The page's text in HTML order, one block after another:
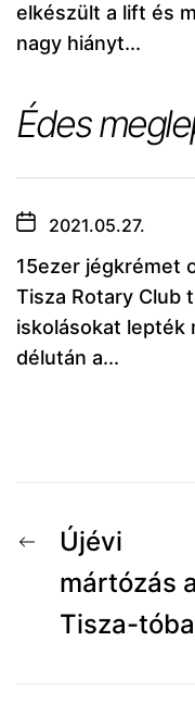
elkészült a lift és
nagy hiányt...
Édes
2021.05.27.
15ezer jégkrémet
Tisza Rotary Club
iskolásokat lepték
délután a...
Bejegyzés
navigáció
ElőzőÚjévi
mártózás a
Tisza-